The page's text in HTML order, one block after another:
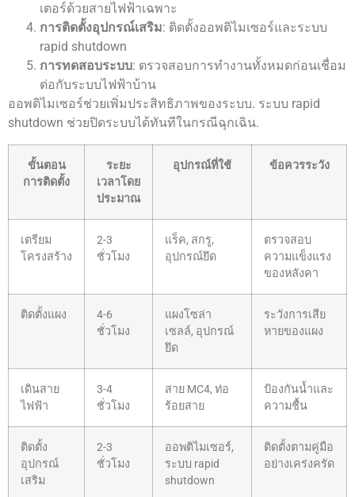
เตอร์ด้วยสายไฟฟ้าเฉพาะ
การติดตั้งอุปกรณ์เสริม: ติดตั้งออพติไมเซอร์และระบบ
rapid shutdown
การทดสอบระบบ: ตรวจสอบการทำงานทั้งหมดก่อนเชื่อม
ต่อกับระบบไฟฟ้าบ้าน
ออพติไมเซอร์ช่วยเพิ่มประสิทธิภาพของระบบ. ระบบ rapid
shutdown ช่วยปิดระบบได้ทันทีในกรณีฉุกเฉิน.
ขั้นตอน
การติดตั้ง
ระยะ
เวลาโดย
ประมาณ
อุปกรณ์ที่ใช้ ข้อควรระวัง
เตรียม
โครงสร้าง
2-3
ชั่วโมง
แร็ค, สกรู,
อุปกรณ์ยึด
ตรวจสอบ
ความแข็งแรง
ของหลังคา
ติดตั้งแผง
4-6
ชั่วโมง
แผงโซล่า
เซลล์, อุปกรณ์
ยึด
ระวังการเสีย
หายของแผง
เดินสาย
ไฟฟ้า
3-4
ชั่วโมง
สาย MC4, ท่อ
ร้อยสาย
ป้องกันน้ำและ
ความชื้น
ติดตั้ง
อุปกรณ์
เสริม
2-3
ชั่วโมง
ออพติไมเซอร์,
ระบบ rapid
shutdown
ติดตั้งตามคู่มือ
อย่างเคร่งครัด